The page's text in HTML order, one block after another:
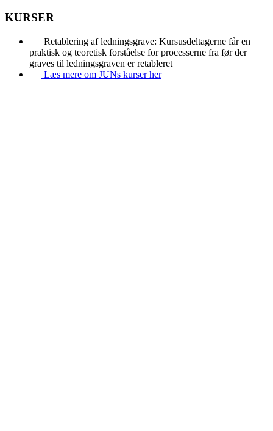
KURSER
Retablering af ledningsgrave: Kursusdeltagerne får en
praktisk og teoretisk forståelse for processerne fra før der
graves til ledningsgraven er retableret
Læs mere om JUNs kurser her